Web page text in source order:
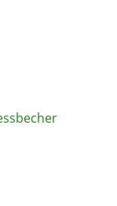
inkl. Messbecher
Messbecher